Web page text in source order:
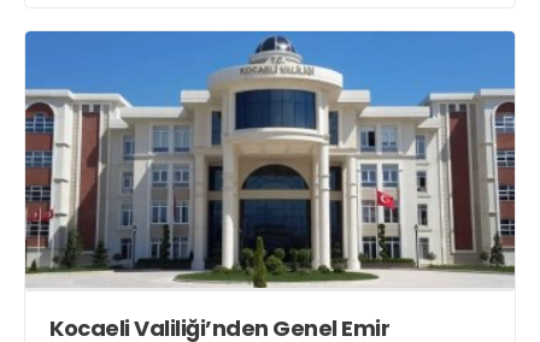
Kocaeli Valiliği’nden Genel Emir